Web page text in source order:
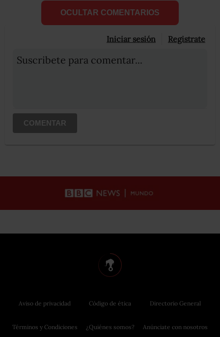
OCULTAR COMENTARIOS
Iniciar sesión Registrate
Suscribete para comentar...
COMENTAR
Aviso de privacidad
Términos y Condiciones
Código de ética
¿Quiénes somos?
Directorio General
Anúnciate con nosotros